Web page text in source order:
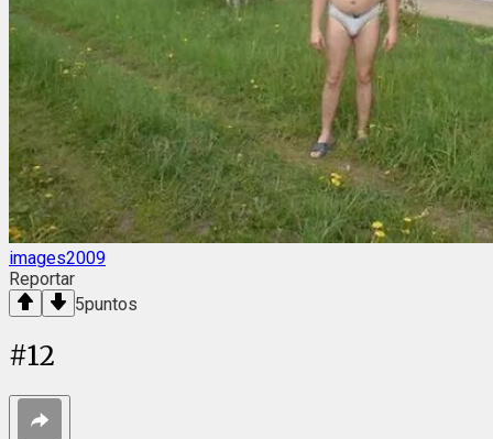
images2009
Reportar
5puntos
#12